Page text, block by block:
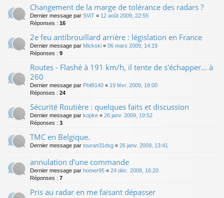
Changement de la marge de tolérance des radars ?
Dernier message par SViT « 12 août 2009, 22:55
Réponses : 16
2e feu antibrouillard arrière : législation en France
Dernier message par Mickski « 06 mars 2009, 14:19
Réponses : 9
Routes - Flashé à 191 km/h, il tente de s'échapper... à
260
Dernier message par Phil9140 « 19 févr. 2009, 18:00
Réponses : 24
Sécurité Routière : quelques faits et discussion
Dernier message par kopke « 26 janv. 2009, 19:52
Réponses : 3
TMC en Belgique.
Dernier message par touran31dsg « 26 janv. 2009, 13:41
annulation d'une commande
Dernier message par homer95 « 24 déc. 2008, 16:20
Réponses : 7
Pris au radar en me faisant dépasser